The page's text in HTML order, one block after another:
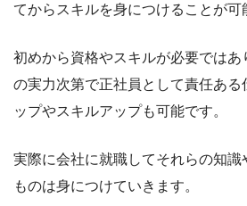
てからスキルを身につけることが可
初めから資格やスキルが必要ではあ
の実力次第で正社員として責任ある
ップやスキルアップも可能です。
実際に会社に就職してそれらの知識
ものは身につけていきます。